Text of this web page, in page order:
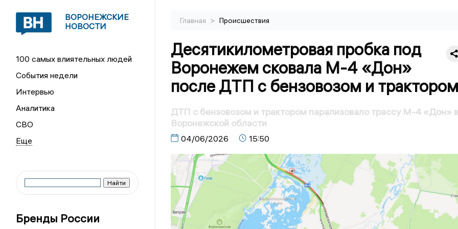
ВОРОНЕЖСКИЕ
НОВОСТИ
100 самых влиятельных людей
События недели
Интервью
Аналитика
СВО
Бренды России
Главная > Происшествия
Десятикилометровая пробка под
Воронежем сковала М-4 «Дон»
после ДТП с бензовозом и трактором
ДТП с бензовозом и трактором парализовало трассу М-4 «Дон» в
Воронежской области
04/06/2026 15:50